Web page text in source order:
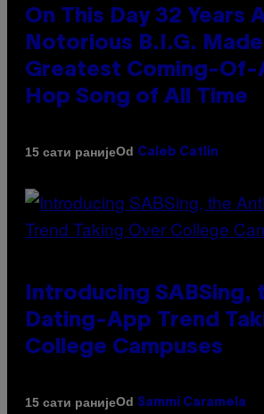
On This Day 32 Years
Notorious B.I.G.
Greatest Coming-Of-
Hop Song of All Time
15 сати ранијеOd Caleb Catlin
Introducing SABSing,
Dating-App Trend
College Campuses
15 сати ранијеOd Sammi Caramela